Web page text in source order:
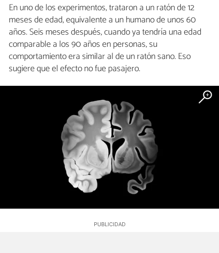
En uno de los experimentos, trataron a un ratón de 12
meses de edad, equivalente a un humano de unos 60
años. Seis meses después, cuando ya tendría una edad
comparable a los 90 años en personas, su
comportamiento era similar al de un ratón sano. Eso
sugiere que el efecto no fue pasajero.